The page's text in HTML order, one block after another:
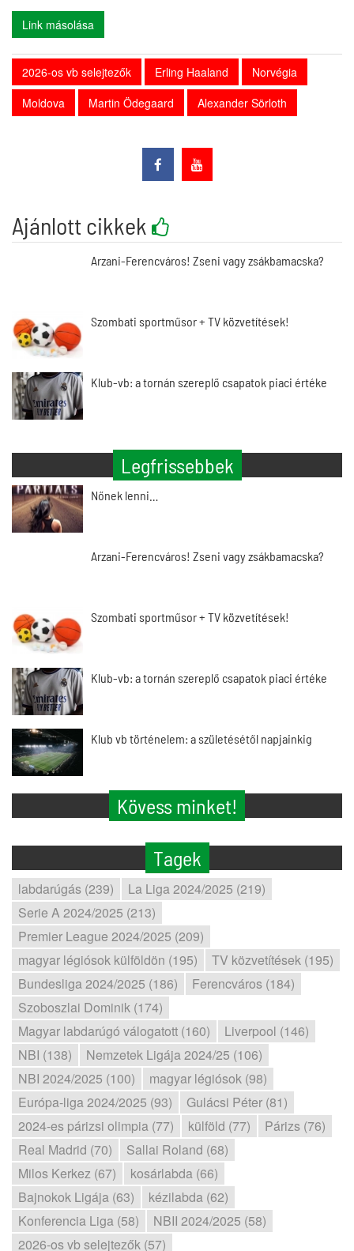
Link másolása
2026-os vb selejtezők Erling Haaland
Norvégia
Moldova
Martin Ödegaard Alexander Sörloth
Ajánlott cikkek
Arzani-Ferencváros! Zseni vagy zsákbamacska?
Szombati sportműsor + TV közvetítések!
Klub-vb: a tornán szereplő csapatok piaci értéke
Legfrissebbek
Nőnek lenni…
Arzani-Ferencváros! Zseni vagy zsákbamacska?
Szombati sportműsor + TV közvetítések!
Klub-vb: a tornán szereplő csapatok piaci értéke
Klub vb történelem: a születésétől napjainkig
Kövess minket!
Tagek
labdarúgás (239)
La Liga 2024/2025 (219)
Serie A 2024/2025 (213)
Premier League 2024/2025 (209)
magyar légiósok külföldön (195)
TV közvetítések (195)
Bundesliga 2024/2025 (186)
Ferencváros (184)
Szoboszlai Dominik (174)
Magyar labdarúgó válogatott (160)
Liverpool (146)
NBI (138)
Nemzetek Ligája 2024/25 (106)
NBI 2024/2025 (100)
magyar légiósok (98)
Európa-liga 2024/2025 (93)
Gulácsi Péter (81)
2024-es párizsi olimpia (77)
külföld (77)
Párizs (76)
Real Madrid (70)
Sallai Roland (68)
Milos Kerkez (67)
kosárlabda (66)
Bajnokok Ligája (63)
kézilabda (62)
Konferencia Liga (58)
NBII 2024/2025 (58)
2026-os vb selejtezők (57)